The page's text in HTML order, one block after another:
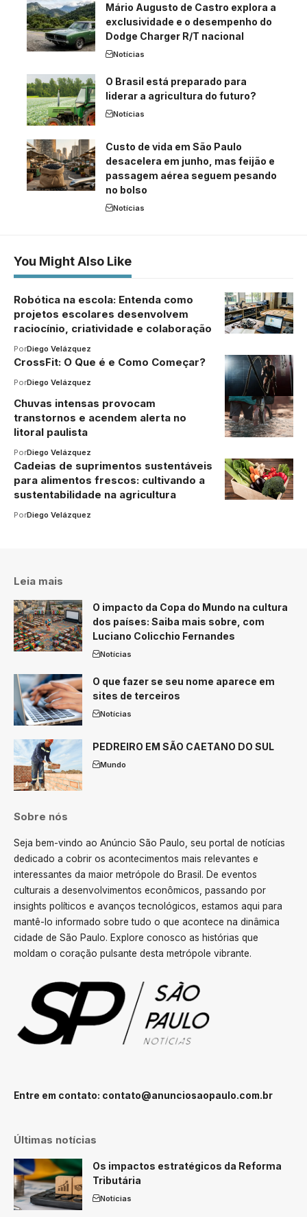
Mário Augusto de Castro explora a
exclusividade e o desempenho do
Dodge Charger R/T nacional
Notícias
O Brasil está preparado para
liderar a agricultura do futuro?
Notícias
Custo de vida em São Paulo
desacelera em junho, mas feijão e
passagem aérea seguem pesando
no bolso
Notícias
You Might Also Like
Robótica na escola: Entenda como
projetos escolares desenvolvem
raciocínio, criatividade e colaboração
PorDiego Velázquez
CrossFit: O Que é e Como Começar?
PorDiego Velázquez
Chuvas intensas provocam
transtornos e acendem alerta no
litoral paulista
PorDiego Velázquez
Cadeias de suprimentos sustentáveis
​​para alimentos frescos: cultivando a
sustentabilidade na agricultura
PorDiego Velázquez
Leia mais
O impacto da Copa do Mundo na cultura
dos países: Saiba mais sobre, com
Luciano Colicchio Fernandes
Notícias
O que fazer se seu nome aparece em
sites de terceiros
Notícias
PEDREIRO EM SÃO CAETANO DO SUL
Mundo
Sobre nós
Seja bem-vindo ao Anúncio São Paulo, seu portal de notícias
dedicado a cobrir os acontecimentos mais relevantes e
interessantes da maior metrópole do Brasil. De eventos
culturais a desenvolvimentos econômicos, passando por
insights políticos e avanços tecnológicos, estamos aqui para
mantê-lo informado sobre tudo o que acontece na dinâmica
cidade de São Paulo. Explore conosco as histórias que
moldam o coração pulsante desta metrópole vibrante.
Entre em contato: contato@anunciosaopaulo.com.br
Últimas notícias
Os impactos estratégicos da Reforma
Tributária
Notícias